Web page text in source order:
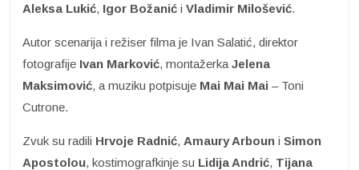
Aleksa Lukić, Igor Božanić i Vladimir Milošević.
Autor scenarija i režiser filma je Ivan Salatić, direktor
fotografije Ivan Marković, montažerka Jelena
Maksimović, a muziku potpisuje Mai Mai Mai – Toni
Cutrone.
Zvuk su radili Hrvoje Radnić, Amaury Arboun i Simon
Apostolou, kostimografkinje su Lidija Andrić, Tijana